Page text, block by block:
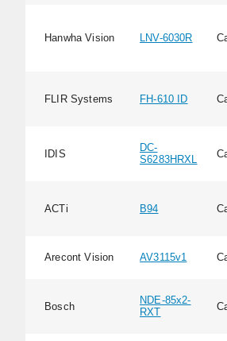
Hanwha Vision LNV-6030R
FLIR Systems FH-610 ID
IDIS
DC-
S6283HRXL
ACTi B94
Arecont Vision AV3115v1
Bosch
NDE-85x2-
RXT